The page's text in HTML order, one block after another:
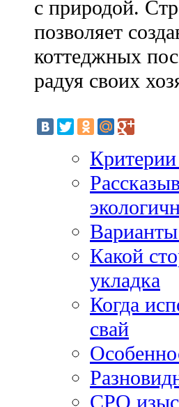
с природой.
позволяет
коттеджных
радуя своих
Варианты
Какой
укладка
Когда
свай
СРО